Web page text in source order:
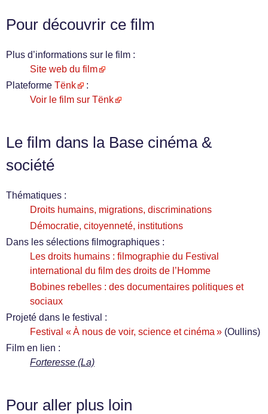
Pour découvrir ce film
Plus d’informations sur le film :
Site web du film
Plateforme Tënk
:
Voir le film sur Tënk
Le film dans la Base cinéma &
société
Thématiques :
Droits humains, migrations, discriminations
Démocratie, citoyenneté, institutions
Dans les sélections filmographiques :
Les droits humains : filmographie du Festival
international du film des droits de l’Homme
Bobines rebelles : des documentaires politiques et
sociaux
Projeté dans le festival :
Festival « À nous de voir, science et cinéma » (Oullins)
Film en lien :
Forteresse (La)
Pour aller plus loin